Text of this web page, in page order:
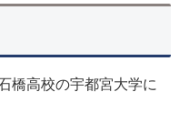
橋高校の宇都宮大学に